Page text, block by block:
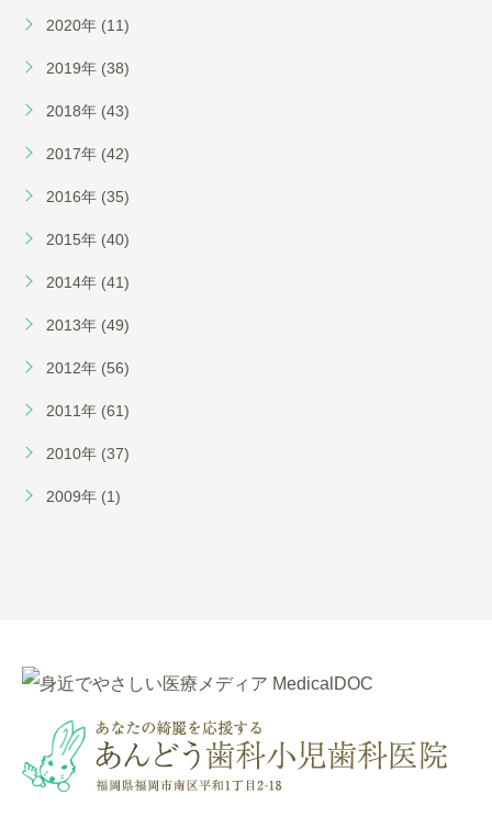
2020年 (11)
2019年 (38)
2018年 (43)
2017年 (42)
2016年 (35)
2015年 (40)
2014年 (41)
2013年 (49)
2012年 (56)
2011年 (61)
2010年 (37)
2009年 (1)